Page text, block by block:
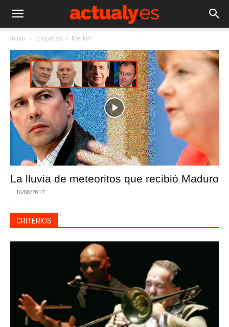
Inicio Etiquetas Merkel
La lluvia de meteoritos que recibió Maduro
- 16/08/2017
CRITERIOS